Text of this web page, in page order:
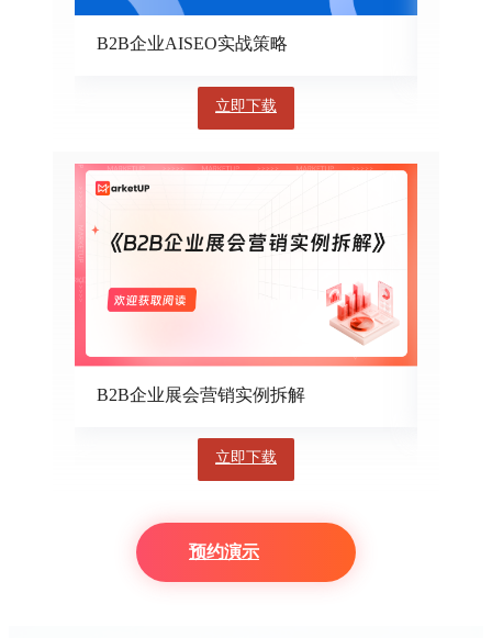
B2B企业AISEO实战策略
立即下载
B2B企业展会营销实例拆解
立即下载
预约演示